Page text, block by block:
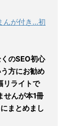
んが付き…初
のSEO初心
方にお勧め
リライトで
せんが本1冊
まとめまし